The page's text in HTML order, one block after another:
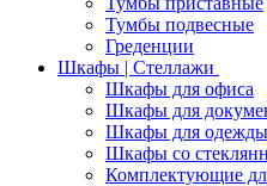
Тумбы подвесные
Греденции
Шкафы | Стеллажи
Шкафы для офиса
Шкафы для
Шкафы для одежды
Шкафы со
Комплектующие